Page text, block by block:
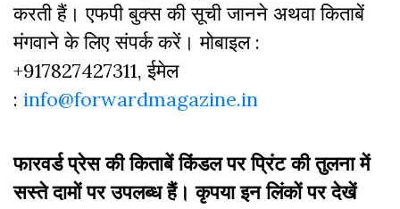
करती हैं। एफपी बुक्‍स की सूची जानने अथवा किताबें
मंगवाने के लिए संपर्क करें। मोबाइल :
+917827427311, ईमेल
: info@forwardmagazine.in
फारवर्ड प्रेस की किताबें किंडल पर प्रिंट की तुलना में
सस्ते दामों पर उपलब्ध हैं। कृपया इन लिंकों पर देखें